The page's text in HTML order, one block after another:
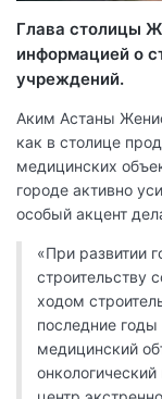
Глава столицы
информацией о
учреждений.
Аким Астаны
как в столице
медицинских
городе активно
особый акцент
«При развитии
строительству
ходом
последние годы
медицинский